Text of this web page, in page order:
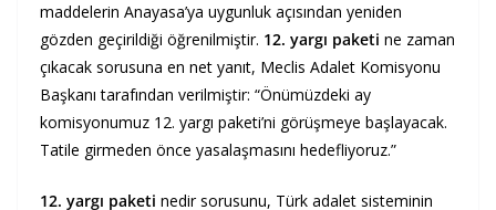
maddelerin Anayasa’ya uygunluk açısından yeniden
gözden geçirildiği öğrenilmiştir. 12. yargı paketi ne zaman
çıkacak sorusuna en net yanıt, Meclis Adalet Komisyonu
Başkanı tarafından verilmiştir: “Önümüzdeki ay
komisyonumuz 12. yargı paketi’ni görüşmeye başlayacak.
Tatile girmeden önce yasalaşmasını hedefliyoruz.”
12. yargı paketi nedir sorusunu, Türk adalet sisteminin